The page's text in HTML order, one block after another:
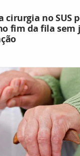
cirurgia no SUS
fim da fila